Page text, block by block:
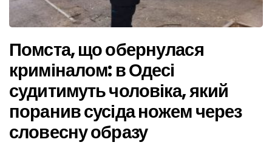
Помста, що обернулася
криміналом: в Одесі
судитимуть чоловіка, який
поранив сусіда ножем через
словесну образу